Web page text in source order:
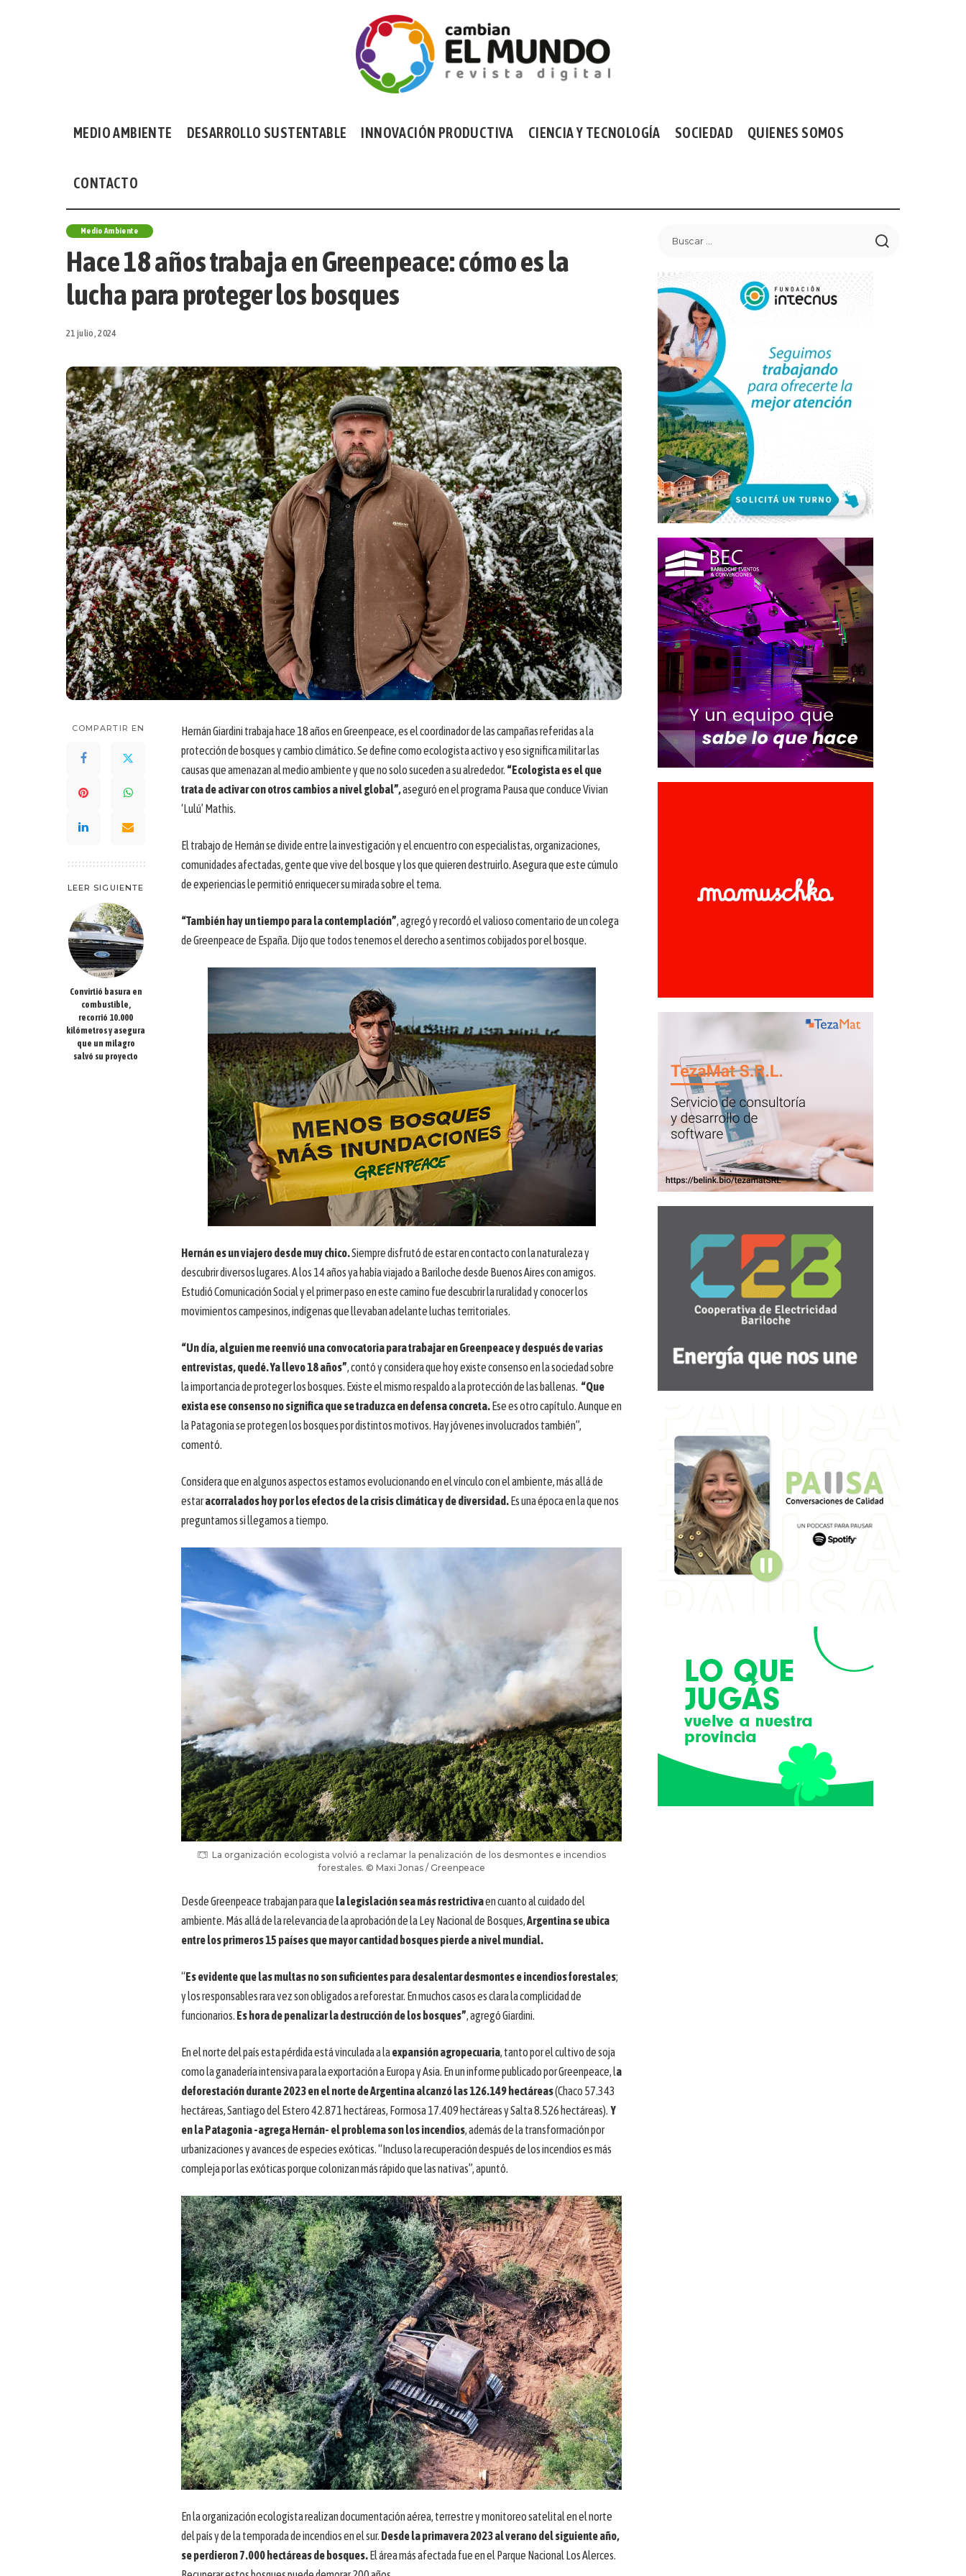
MEDIO AMBIENTE DESARROLLO SUSTENTABLE INNOVACIÓN PRODUCTIVA CIENCIA Y TECNOLOGÍA SOCIEDAD QUIENES SOMOS
CONTACTO
Medio Ambiente
Hace 18 años trabaja en Greenpeace: cómo es la
lucha para proteger los bosques
21 julio, 2024
COMPARTIR EN
LEER SIGUIENTE
Convirtió basura en
combustible,
recorrió 10.000
kilómetros y asegura
que un milagro
salvó su proyecto
Hernán Giardini trabaja hace 18 años en Greenpeace, es el coordinador de las campañas referidas a la
protección de bosques y cambio climático. Se define como ecologista activo y eso significa militar las
causas que amenazan al medio ambiente y que no solo suceden a su alrededor. “Ecologista es el que
trata de activar con otros cambios a nivel global”,aseguró en el programa Pausa que conduce Vivian
‘Lulú’ Mathis.
El trabajo de Hernán se divide entre la investigación y el encuentro con especialistas, organizaciones,
comunidades afectadas, gente que vive del bosque y los que quieren destruirlo. Asegura que este cúmulo
de experiencias le permitió enriquecer su mirada sobre el tema.
“También hay un tiempo para la contemplación”, agregó y recordó el valioso comentario de un colega
de Greenpeace de España. Dijo que todos tenemos el derecho a sentirnos cobijados por el bosque.
Hernán es un viajero desde muy chico.Siempre disfrutó de estar en contacto con la naturaleza y
descubrir diversos lugares. A los 14 años ya había viajado a Bariloche desde Buenos Aires con amigos.
Estudió Comunicación Social y el primer paso en este camino fue descubrir la ruralidad y conocer los
movimientos campesinos, indígenas que llevaban adelante luchas territoriales.
“Un día, alguien me reenvió una convocatoria para trabajar en Greenpeace y después de varias
entrevistas, quedé. Ya llevo 18 años”, contó y considera que hoy existe consenso en la sociedad sobre
la importancia de proteger los bosques. Existe el mismo respaldo a la protección de las ballenas. “Que
exista ese consenso no significa que se traduzca en defensa concreta.Ese es otro capítulo. Aunque en
la Patagonia se protegen los bosques por distintos motivos. Hay jóvenes involucrados también”,
comentó.
Considera que en algunos aspectos estamos evolucionando en el vínculo con el ambiente, más allá de
estaracorralados hoy por los efectos de la crisis climática y de diversidad.Es una época en la que nos
preguntamos si llegamos a tiempo.
La organización ecologista volvió a reclamar la penalización de los desmontes e incendios
forestales. © Maxi Jonas / Greenpeace
Desde Greenpeace trabajan para que la legislación sea más restrictivaen cuanto al cuidado del
ambiente. Más allá de la relevancia de la aprobación de la Ley Nacional de Bosques,Argentina se ubica
entre los primeros 15 países que mayor cantidad bosques pierde a nivel mundial.
“Es evidente que las multas no son suficientes para desalentar desmontes e incendios forestales;
y los responsables rara vez son obligados a reforestar. En muchos casos es clara la complicidad de
funcionarios. Es hora de penalizar la destrucción de los bosques”, agregó Giardini.
En el norte del país esta pérdida está vinculada a laexpansión agropecuaria, tanto por el cultivo de soja
como la ganadería intensiva para la exportación a Europa y Asia. En un informe publicado por Greenpeace, la
deforestación durante 2023 en el norte de Argentina alcanzó las 126.149 hectáreas(Chaco 57.343
hectáreas, Santiago del Estero 42.871 hectáreas, Formosa 17.409 hectáreas y Salta 8.526 hectáreas).Y
en la Patagonia -agrega Hernán- el problema son los incendios, además de la transformación por
urbanizaciones y avances de especies exóticas. “Incluso la recuperación después de los incendios es más
compleja por las exóticas porque colonizan más rápido que las nativas”, apuntó.
En la organización ecologista realizan documentación aérea, terrestre y monitoreo satelital en el norte
del país y de la temporada de incendios en el sur. Desde la primavera 2023 al verano del siguiente año,
se perdieron 7.000 hectáreas de bosques.El área más afectada fue en el Parque Nacional Los Alerces.